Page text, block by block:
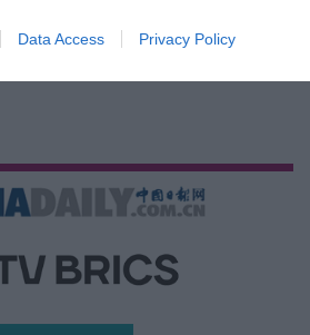
Data Access Privacy Policy